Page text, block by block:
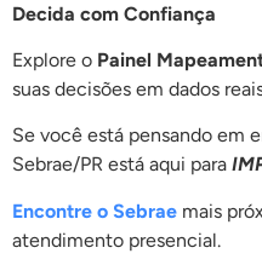
Decida com Confiança
Explore o Painel
suas decisões em dados
Se você está pensando em
Sebrae/PR está aqui para
Encontre o Sebrae mais
atendimento presencial.